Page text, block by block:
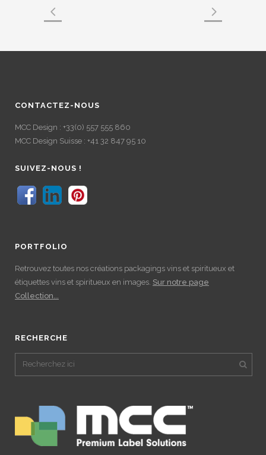
CONTACTEZ-NOUS
MCC Design : +33(0) 557 555 860
MCC Design Suisse : +41 32 847 95 10
SUIVEZ-NOUS !
PORTFOLIO
Retrouvez toutes nos créations packagings vins et spiritueux et
étiquettes vins et spiritueux en images. Sur notre page
Collection...
RECHERCHE